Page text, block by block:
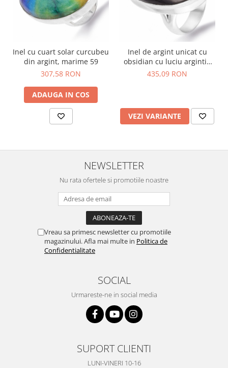
Inel cu cuart solar curcubeu
din argint, marime 59
307,58 RON
ADAUGA IN COS
Inel de argint unicat cu
obsidian cu luciu argintiu
Umbre Metalice
435,09 RON
VEZI VARIANTE
NEWSLETTER
Nu rata ofertele si promotiile noastre
Vreau sa primesc newsletter cu promotiile
magazinului. Afla mai multe in Politica de
Confidentialitate
SOCIAL
Urmareste-ne in social media
SUPORT CLIENTI
LUNI-VINERI 10-16